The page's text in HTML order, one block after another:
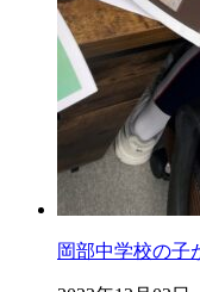
岡部中学校の子